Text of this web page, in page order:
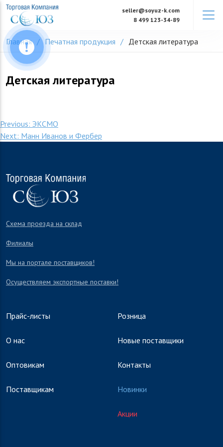
Skip
content
seller@soyuz-k.com
8 499 123-34-89
Главная Печатная продукция Детская литература
Детская литература
Навигация
по
Previous: ЭКСМО
Next: Манн Иванов и Фербер
Схема проезда на склад
Филиалы
Мы на портале поставщиков!
Осуществляем экспортные поставки!
Прайс-листы
О нас
Оптовикам
Поставщикам
Розница
Новые поставщики
Контакты
Новинки
Акции